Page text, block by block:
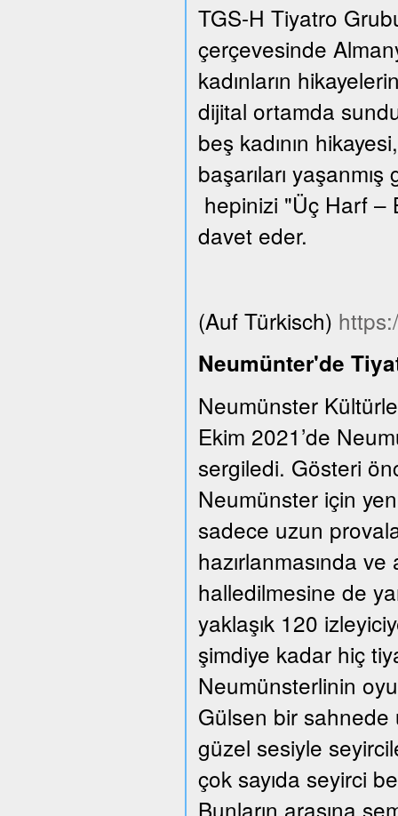
TGS-H Tiyatro
çerçevesinde
kadınların
dijital ortamda
beş kadının
başarıları
hepinizi "Üç Harf –
davet eder.
(Auf Türkisch)
Neumünter'de
Neumünster
Ekim 2021’de
sergiledi. Gösteri
Neumünster için
sadece uzun
hazırlanmasında
halledilmesine de
yaklaşık 120
şimdiye kadar hiç
Neumünsterlinin
Gülsen bir sahnede
güzel sesiyle
çok sayıda seyirci
Bunların arasına